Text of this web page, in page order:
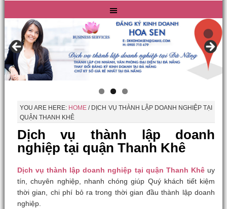
YOU ARE HERE: HOME /DỊCH VỤ THÀNH LẬP DOANH NGHIỆP TẠI
QUẬN THANH KHÊ
Dịch vụ thành lập doanh
nghiệp tại quận Thanh Khê
Dịch vụ thành lập doanh nghiệp tại quận Thanh Khêuy
tín, chuyên nghiệp, nhanh chóng giúp Quý khách tiết kiệm
thời gian, chi phí bỏ ra trong thời gian đầu thành lập doanh
nghiệp.